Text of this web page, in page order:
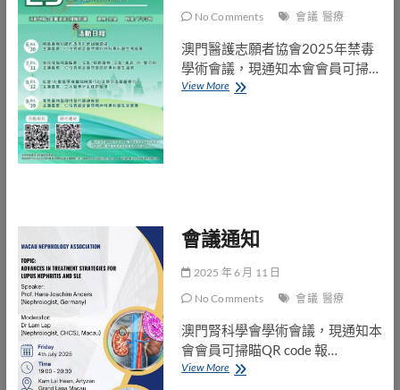
No Comments
會議 醫療
澳門醫護志願者協會2025年禁毒
學術會議，現通知本會會員可掃…
View More會
會議通知
2025 年 6 月 11 日
No Comments
會議 醫療
澳門腎科學會學術會議，現通知本
會會員可掃瞄QR code 報…
View More會